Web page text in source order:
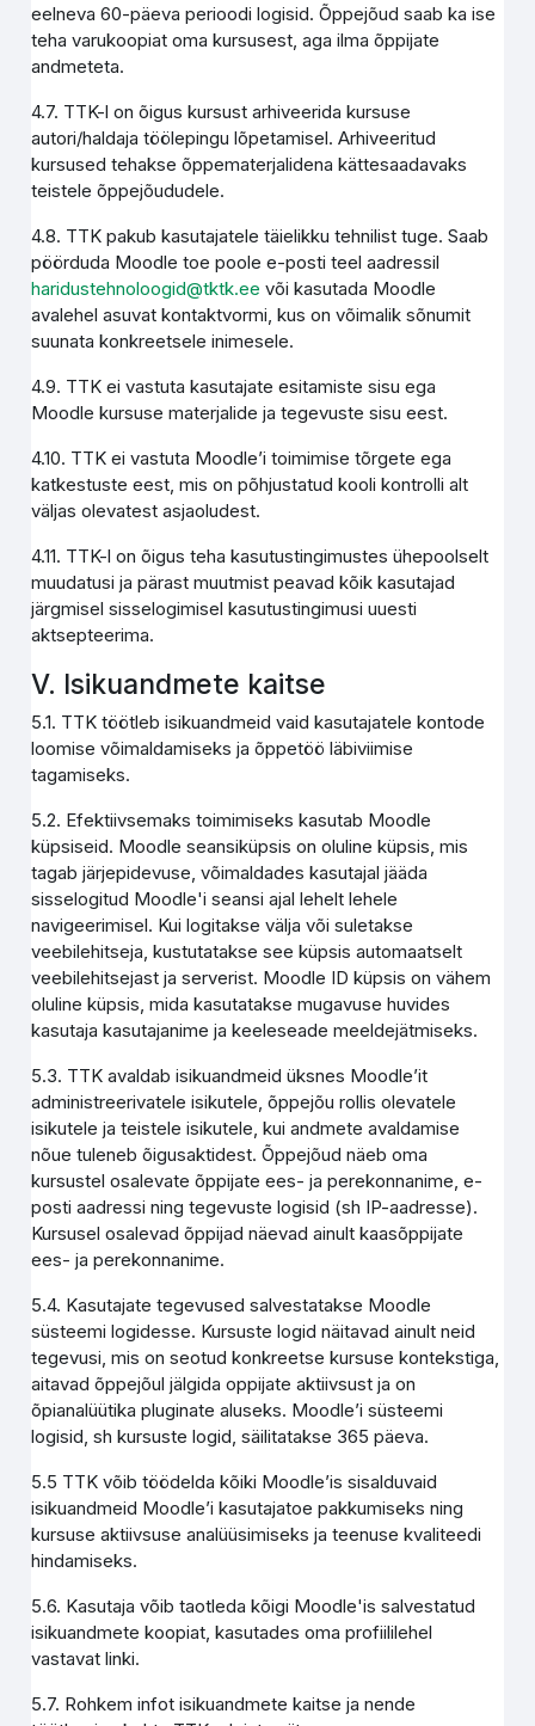
eelneva 60-päeva perioodi logisid. Õppejõud saab ka ise
teha varukoopiat oma kursusest, aga ilma õppijate
andmeteta.
4.7. TTK-l on õigus kursust arhiveerida kursuse
autori/haldaja töölepingu lõpetamisel. Arhiveeritud
kursused tehakse õppematerjalidena kättesaadavaks
teistele õppejõududele.
4.8. TTK pakub kasutajatele täielikku tehnilist tuge. Saab
pöörduda Moodle toe poole e-posti teel aadressil
haridustehnoloogid@tktk.ee või kasutada Moodle
avalehel asuvat kontaktvormi, kus on võimalik sõnumit
suunata konkreetsele inimesele.
4.9. TTK ei vastuta kasutajate esitamiste sisu ega
Moodle kursuse materjalide ja tegevuste sisu eest.
4.10. TTK ei vastuta Moodle’i toimimise tõrgete ega
katkestuste eest, mis on põhjustatud kooli kontrolli alt
väljas olevatest asjaoludest.
4.11. TTK-l on õigus teha kasutustingimustes ühepoolselt
muudatusi ja pärast muutmist peavad kõik kasutajad
järgmisel sisselogimisel kasutustingimusi uuesti
aktsepteerima.
V. Isikuandmete kaitse
5.1. TTK töötleb isikuandmeid vaid kasutajatele kontode
loomise võimaldamiseks ja õppetöö läbiviimise
tagamiseks.
5.2. Efektiivsemaks toimimiseks kasutab Moodle
küpsiseid. Moodle seansiküpsis on oluline küpsis, mis
tagab järjepidevuse, võimaldades kasutajal jääda
sisselogitud Moodle'i seansi ajal lehelt lehele
navigeerimisel. Kui logitakse välja või suletakse
veebilehitseja, kustutatakse see küpsis automaatselt
veebilehitsejast ja serverist. Moodle ID küpsis on vähem
oluline küpsis, mida kasutatakse mugavuse huvides
kasutaja kasutajanime ja keeleseade meeldejätmiseks.
5.3. TTK avaldab isikuandmeid üksnes Moodle’it
administreerivatele isikutele, õppejõu rollis olevatele
isikutele ja teistele isikutele, kui andmete avaldamise
nõue tuleneb õigusaktidest. Õppejõud näeb oma
kursustel osalevate õppijate ees- ja perekonnanime, e-
posti aadressi ning tegevuste logisid (sh IP-aadresse).
Kursusel osalevad õppijad näevad ainult kaasõppijate
ees- ja perekonnanime.
5.4. Kasutajate tegevused salvestatakse Moodle
süsteemi logidesse. Kursuste logid näitavad ainult neid
tegevusi, mis on seotud konkreetse kursuse kontekstiga,
aitavad õppejõul jälgida oppijate aktiivsust ja on
õpianalüütika pluginate aluseks. Moodle’i süsteemi
logisid, sh kursuste logid, säilitatakse 365 päeva.
5.5 TTK võib töödelda kõiki Moodle’is sisalduvaid
isikuandmeid Moodle’i kasutajatoe pakkumiseks ning
kursuse aktiivsuse analüüsimiseks ja teenuse kvaliteedi
hindamiseks.
5.6. Kasutaja võib taotleda kõigi Moodle'is salvestatud
isikuandmete koopiat, kasutades oma profiililehel
vastavat linki.
5.7. Rohkem infot isikuandmete kaitse ja nende